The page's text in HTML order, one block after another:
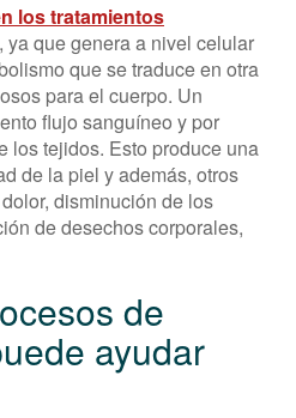
los tratamientos
, ya que genera a nivel celular
que se traduce en otra
para el cuerpo. Un
flujo sanguíneo y por
los tejidos. Esto produce una
de la piel y además, otros
disminución de los
de desechos corporales,
de
ayudar